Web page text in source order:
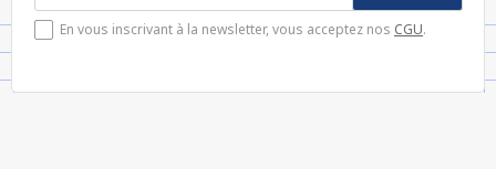
En vous inscrivant à la newsletter, vous acceptez nos CGU.